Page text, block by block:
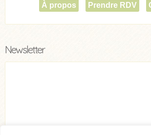
À propos Prendre RDV
Newsletter